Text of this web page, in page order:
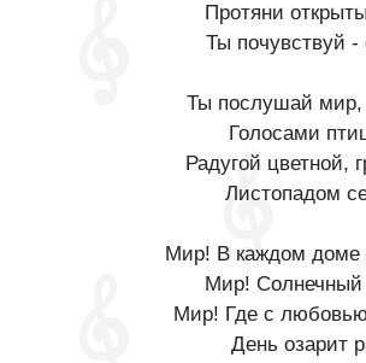
Протяни
Ты почувствуй -
Ты послушай мир,
Голосами
Радугой цветной,
Листопадом
Мир! В каждом доме
Мир! Солнечный
Мир! Где с
День озарит